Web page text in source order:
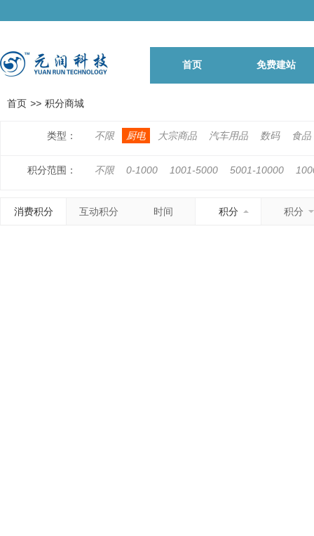
首页 免费建站
首页 >> 积分商城
类型： 不限 厨电 大宗商品 汽车用品 数码 食品
积分范围： 不限 0-1000 1001-5000 5001-10000
消费积分
互动积分 时间 积分 积分